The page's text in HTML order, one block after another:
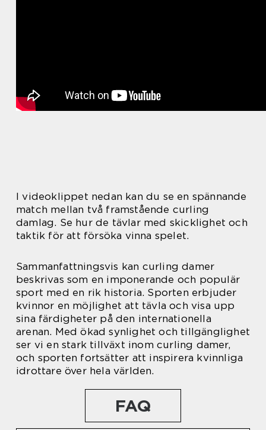
I videoklippet nedan kan du se en spännande
match mellan två framstående curling
damlag. Se hur de tävlar med skicklighet och
taktik för att försöka vinna spelet.
Sammanfattningsvis kan curling damer
beskrivas som en imponerande och populär
sport med en rik historia. Sporten erbjuder
kvinnor en möjlighet att tävla och visa upp
sina färdigheter på den internationella
arenan. Med ökad synlighet och tillgänglighet
ser vi en stark tillväxt inom curling damer,
och sporten fortsätter att inspirera kvinnliga
idrottare över hela världen.
FAQ